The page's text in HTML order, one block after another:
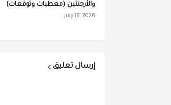
والأرجنتين (معطيات وتوقعات)
July 18, 2026
إرسال تعليق